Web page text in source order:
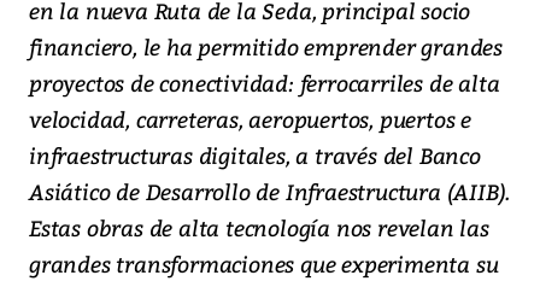
en la nueva Ruta de la Seda, principal socio
financiero, le ha permitido emprender grandes
proyectos de conectividad: ferrocarriles de alta
velocidad, carreteras, aeropuertos, puertos e
infraestructuras digitales, a través del Banco
Asiático de Desarrollo de Infraestructura (AIIB).
Estas obras de alta tecnología nos revelan las
grandes transformaciones que experimenta su